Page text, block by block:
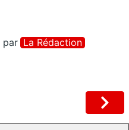
par La Rédaction